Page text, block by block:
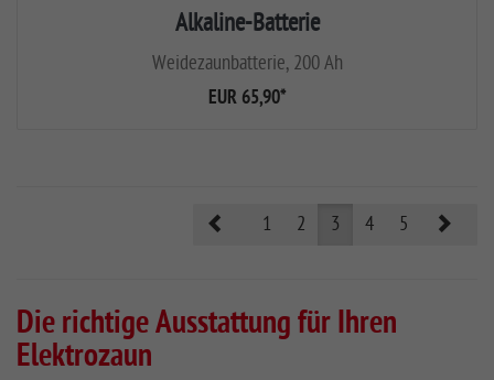
Alkaline-Batterie
Weidezaunbatterie, 200 Ah
EUR 65,90*
Prev1 2 3 4 5
Die richtige Ausstattung für Ihren
Elektrozaun